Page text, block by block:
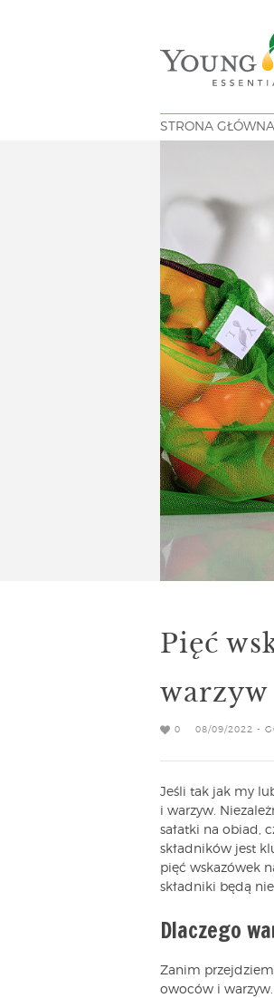
STRONA GŁÓWNA
Pięć
warzyw
0 08/09/2022 -
Jeśli tak jak my
i warzyw.
sałatki na obiad,
składników jest
pięć wskazówek
składniki będą
Dlaczego
Zanim
owoców i